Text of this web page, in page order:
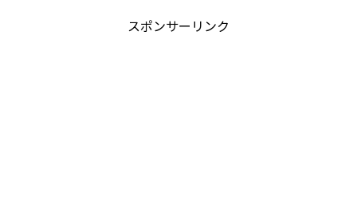
スポンサーリンク